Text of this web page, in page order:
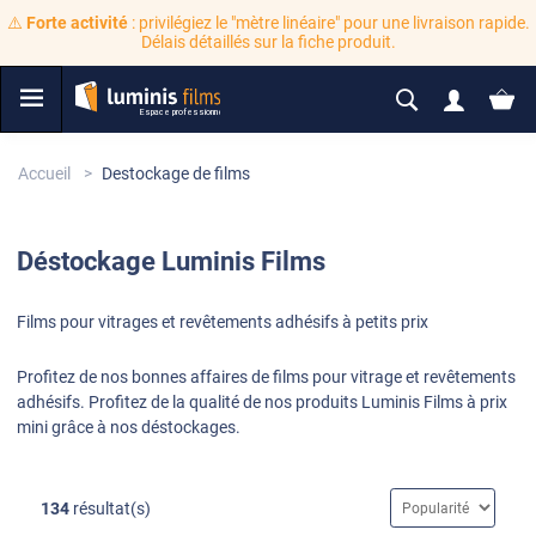
⚠️ Forte activité: privilégiez le "mètre linéaire" pour une livraison rapide.
Délais détaillés sur la fiche produit.
Accueil Destockage de films
Déstockage Luminis Films
Films pour vitrages et revêtements adhésifs à petits prix
Profitez de nos bonnes affaires de films pour vitrage et revêtements
adhésifs. Profitez de la qualité de nos produits Luminis Films à prix
mini grâce à nos déstockages.
134 résultat(s)